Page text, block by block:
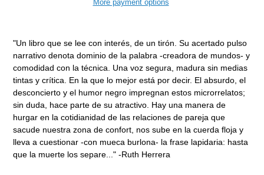
More payment options
"Un libro que se lee con interés, de un tirón. Su acertado pulso
narrativo denota dominio de la palabra -creadora de mundos- y
comodidad con la técnica. Una voz segura, madura sin medias
tintas y crítica. En la que lo mejor está por decir. El absurdo, el
desconcierto y el humor negro impregnan estos microrrelatos;
sin duda, hace parte de su atractivo. Hay una manera de
hurgar en la cotidianidad de las relaciones de pareja que
sacude nuestra zona de confort, nos sube en la cuerda floja y
lleva a cuestionar -con mueca burlona- la frase lapidaria: hasta
que la muerte los separe..." -Ruth Herrera